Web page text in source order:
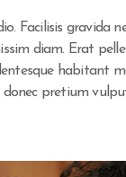
Facilisis gravida
diam. Erat
habitant
pretium